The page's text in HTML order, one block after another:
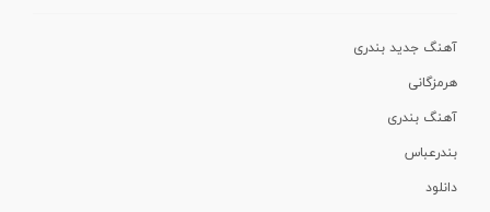
آهنگ جدید بندری
هرمزگانی
آهنگ بندری
بندرعباس
دانلود